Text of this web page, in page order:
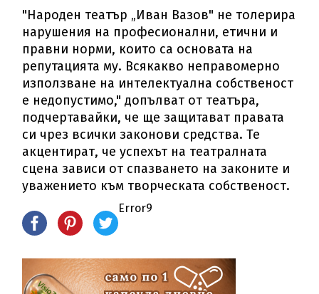
"Народен театър „Иван Вазов" не толерира
нарушения на професионални, етични и
правни норми, които са основата на
репутацията му. Всякакво неправомерно
използване на интелектуална собственост
е недопустимо," допълват от театъра,
подчертавайки, че ще защитават правата
си чрез всички законови средства. Те
акцентират, че успехът на театралната
сцена зависи от спазването на законите и
уважението към творческата собственост.
Error9